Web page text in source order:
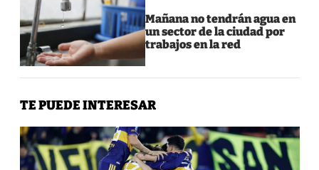
Mañana no tendrán agua en
un sector de la ciudad por
trabajos en la red
TE PUEDE INTERESAR